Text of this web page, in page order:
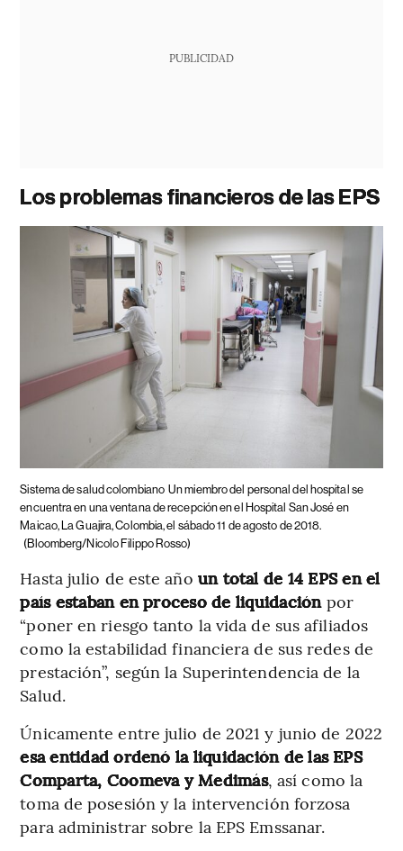
PUBLICIDAD
Los problemas financieros de las EPS
Sistema de salud colombiano Un miembro del personal del hospital se
encuentra en una ventana de recepción en el Hospital San José en
Maicao, La Guajira, Colombia, el sábado 11 de agosto de 2018.
(Bloomberg/Nicolo Filippo Rosso)
Hasta julio de este año un total de 14 EPS en el
país estaban en proceso de liquidación por
“poner en riesgo tanto la vida de sus afiliados
como la estabilidad financiera de sus redes de
prestación”, según la Superintendencia de la
Salud.
Únicamente entre julio de 2021 y junio de 2022
esa entidad ordenó la liquidación de las EPS
Comparta, Coomeva y Medimás, así como la
toma de posesión y la intervención forzosa
para administrar sobre la EPS Emssanar.